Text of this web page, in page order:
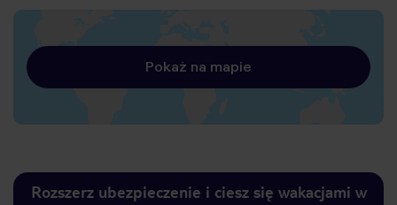
Pokaż na mapie
Rozszerz ubezpieczenie i ciesz się wakacjami w